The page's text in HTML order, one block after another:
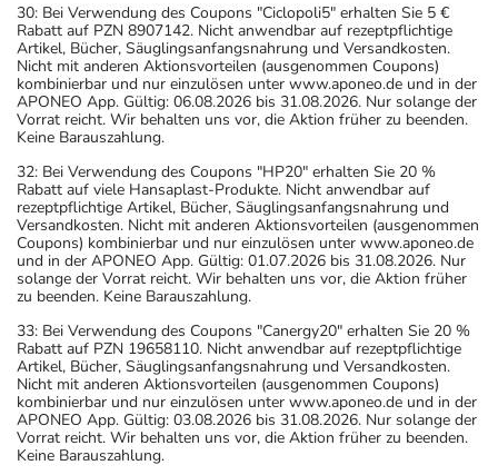
30: Bei Verwendung des Coupons "Ciclopoli5" erhalten Sie 5 €
Rabatt auf PZN 8907142. Nicht anwendbar auf rezeptpflichtige
Artikel, Bücher, Säuglingsanfangsnahrung und Versandkosten.
Nicht mit anderen Aktionsvorteilen (ausgenommen Coupons)
kombinierbar und nur einzulösen unter www.aponeo.de und in der
APONEO App. Gültig: 06.08.2026 bis 31.08.2026. Nur solange der
Vorrat reicht. Wir behalten uns vor, die Aktion früher zu beenden.
Keine Barauszahlung.
32: Bei Verwendung des Coupons "HP20" erhalten Sie 20 %
Rabatt auf viele Hansaplast-Produkte. Nicht anwendbar auf
rezeptpflichtige Artikel, Bücher, Säuglingsanfangsnahrung und
Versandkosten. Nicht mit anderen Aktionsvorteilen (ausgenommen
Coupons) kombinierbar und nur einzulösen unter www.aponeo.de
und in der APONEO App. Gültig: 01.07.2026 bis 31.08.2026. Nur
solange der Vorrat reicht. Wir behalten uns vor, die Aktion früher
zu beenden. Keine Barauszahlung.
33: Bei Verwendung des Coupons "Canergy20" erhalten Sie 20 %
Rabatt auf PZN 19658110. Nicht anwendbar auf rezeptpflichtige
Artikel, Bücher, Säuglingsanfangsnahrung und Versandkosten.
Nicht mit anderen Aktionsvorteilen (ausgenommen Coupons)
kombinierbar und nur einzulösen unter www.aponeo.de und in der
APONEO App. Gültig: 03.08.2026 bis 31.08.2026. Nur solange der
Vorrat reicht. Wir behalten uns vor, die Aktion früher zu beenden.
Keine Barauszahlung.